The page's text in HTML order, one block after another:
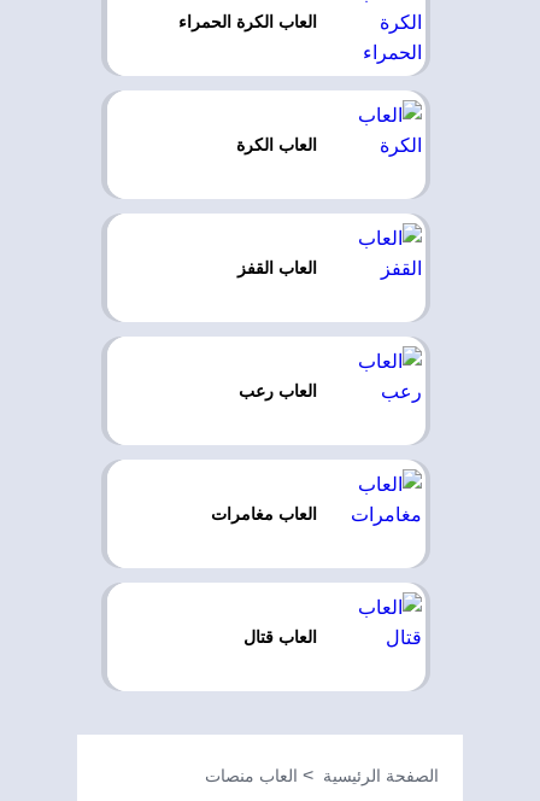
العاب الكرة الحمراء
العاب الكرة
العاب القفز
العاب رعب
العاب مغامرات
العاب قتال
الصفحة الرئيسية العاب منصات